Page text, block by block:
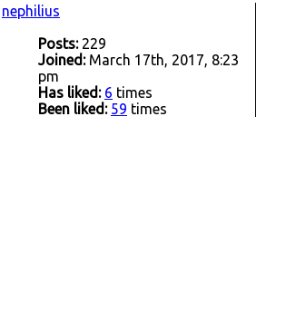
nephilius
Posts:229
Joined:March 17th, 2017, 8:23
pm
Has liked: 6 times
Been liked: 59 times